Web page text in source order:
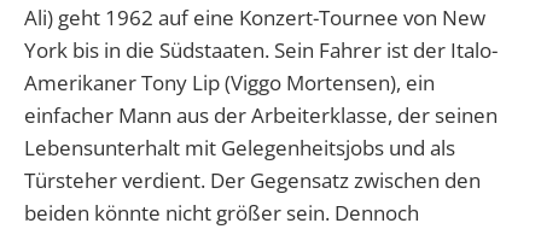
Ali) geht 1962 auf eine Konzert-Tournee von New
York bis in die Südstaaten. Sein Fahrer ist der Italo-
Amerikaner Tony Lip (Viggo Mortensen), ein
einfacher Mann aus der Arbeiterklasse, der seinen
Lebensunterhalt mit Gelegenheitsjobs und als
Türsteher verdient. Der Gegensatz zwischen den
beiden könnte nicht größer sein. Dennoch